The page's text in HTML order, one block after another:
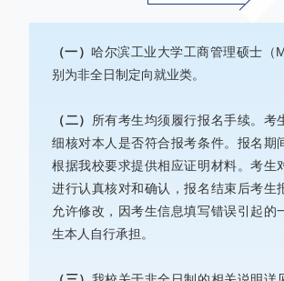
（一）哈尔滨工业大学工商管理硕士（
别为非全日制定向就业类。
（二） 所有考生均须履行报名手续。考
细核对本人是否符合报考条件。报名期
根据我校要求提供相应证明材料。考生
进行认真核对和确认，报名结束后考生
允许修改，因考生信息填写错误引起的
生本人自行承担。